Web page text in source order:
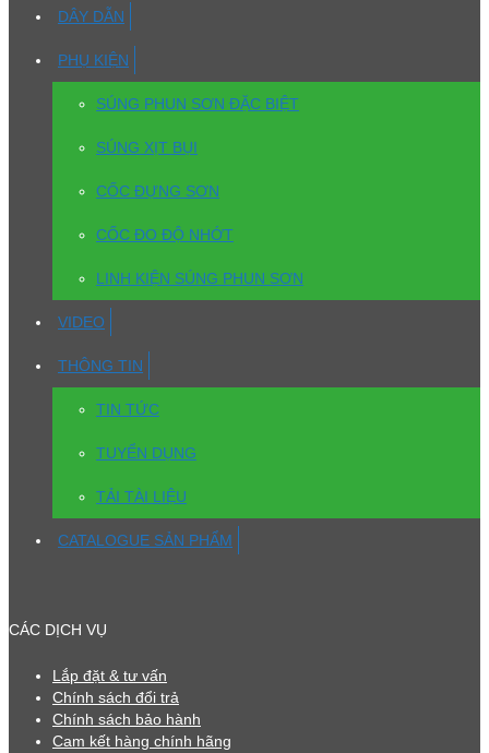
DÂY DẪN
PHỤ KIỆN
SÚNG PHUN SƠN ĐẶC BIỆT
SÚNG XỊT BỤI
CỐC ĐỰNG SƠN
CỐC ĐO ĐỘ NHỚT
LINH KIỆN SÚNG PHUN SƠN
VIDEO
THÔNG TIN
TIN TỨC
TUYỂN DỤNG
TẢI TÀI LIỆU
CATALOGUE SẢN PHẨM
CÁC DỊCH VỤ
Lắp đặt & tư vấn
Chính sách đổi trả
Chính sách bảo hành
Cam kết hàng chính hãng